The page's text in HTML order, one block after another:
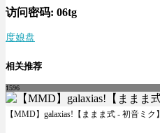
访问密码: 06tg
度娘盘
相关推荐
1596
【MMD】galaxias!【ままま式 - 初音ミク】